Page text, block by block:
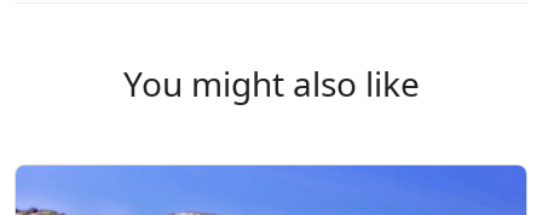
You might also like